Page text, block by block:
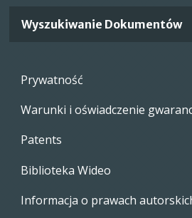
Wyszukiwanie Dokumentów
Footer
Prywatność
Warunki i oświadczenie
Patents
Biblioteka Wideo
Informacja o prawach